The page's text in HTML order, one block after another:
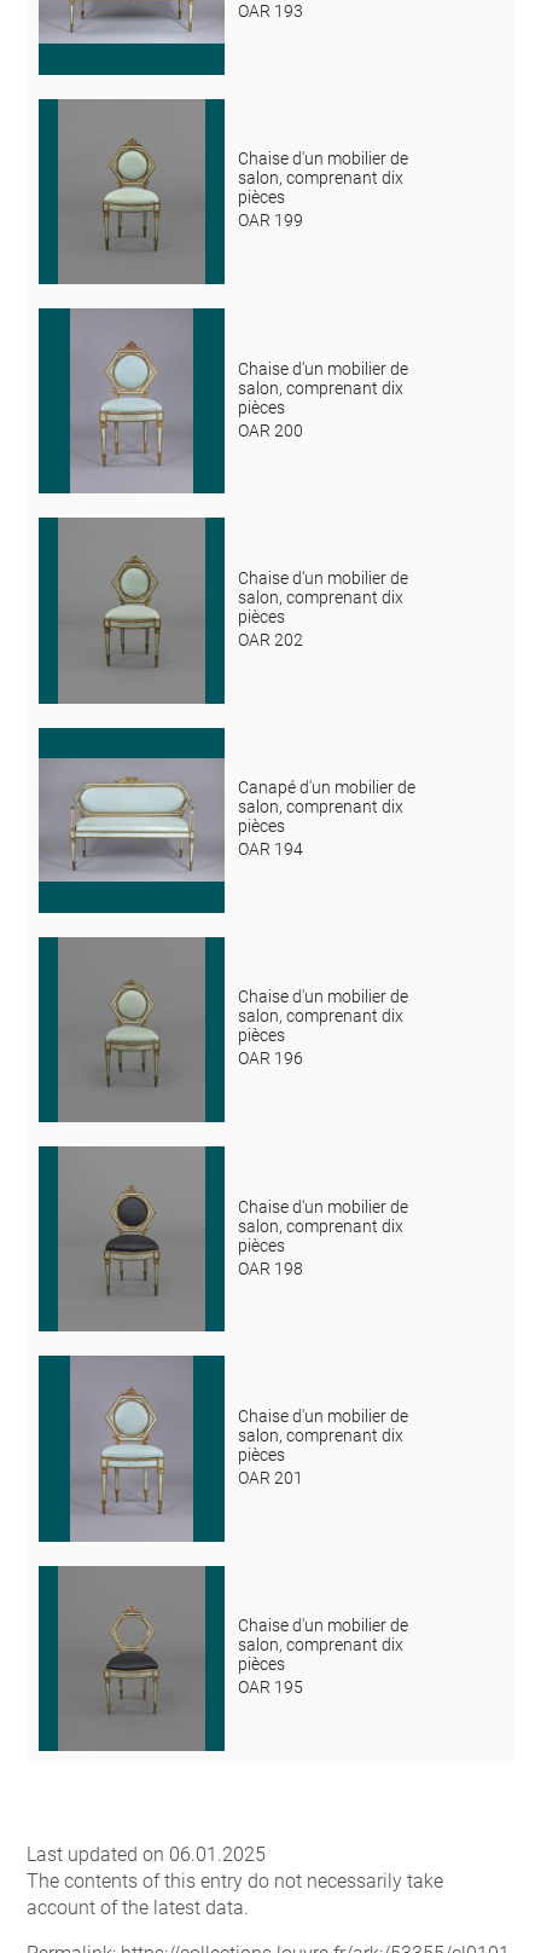
OAR 193
Chaise d'un mobilier de
salon, comprenant dix
pièces
OAR 199
Chaise d'un mobilier de
salon, comprenant dix
pièces
OAR 200
Chaise d'un mobilier de
salon, comprenant dix
pièces
OAR 202
Canapé d'un mobilier de
salon, comprenant dix
pièces
OAR 194
Chaise d'un mobilier de
salon, comprenant dix
pièces
OAR 196
Chaise d'un mobilier de
salon, comprenant dix
pièces
OAR 198
Chaise d'un mobilier de
salon, comprenant dix
pièces
OAR 201
Chaise d'un mobilier de
salon, comprenant dix
pièces
OAR 195
Last updated on 06.01.2025
The contents of this entry do not necessarily take
account of the latest data.